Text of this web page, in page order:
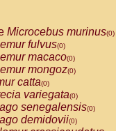
Microcebus murinus(0)
fulvus(0)
macaco(0)
mongoz(0)
catta(0)
variegata(0)
senegalensis(0)
demidovii(0)